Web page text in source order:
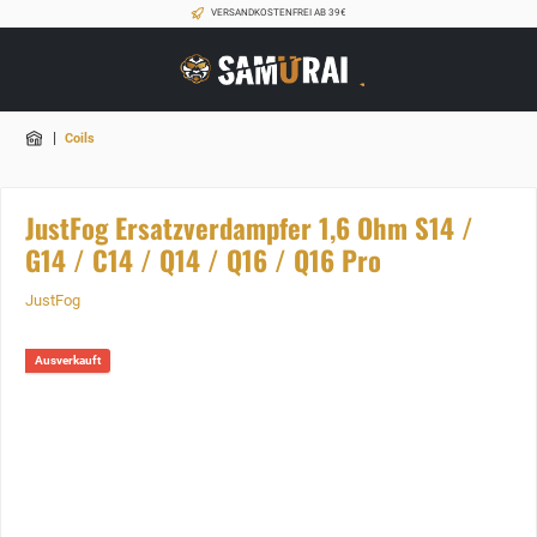
VERSANDKOSTENFREI AB 39€
| Coils
JustFog Ersatzverdampfer 1,6 Ohm S14 /
G14 / C14 / Q14 / Q16 / Q16 Pro
JustFog
Ausverkauft